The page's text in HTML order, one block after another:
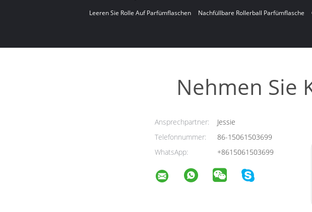
Leeren Sie Rolle Auf Parfümflaschen Nachfüllbare Rollerball Parfümflasche
Nehmen Sie
Ansprechpartner:
Jessie
Telefonnummer:
86-15061503699
WhatsApp:
+8615061503699